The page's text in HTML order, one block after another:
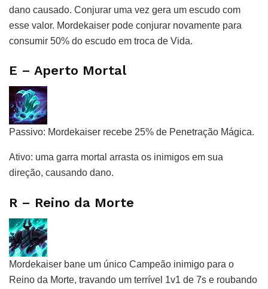
dano causado. Conjurar uma vez gera um escudo com
esse valor. Mordekaiser pode conjurar novamente para
consumir 50% do escudo em troca de Vida.
E – Aperto Mortal
Passivo: Mordekaiser recebe 25% de Penetração Mágica.
Ativo: uma garra mortal arrasta os inimigos em sua
direção, causando dano.
R – Reino da Morte
Mordekaiser bane um único Campeão inimigo para o
Reino da Morte, travando um terrível 1v1 de 7s e roubando